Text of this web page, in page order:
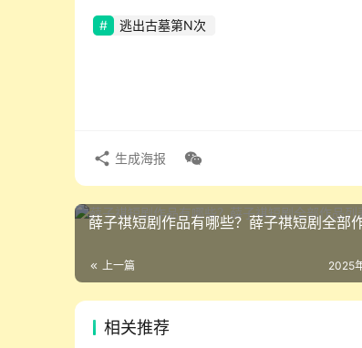
逃出古墓第N次
生成海报
薛子祺短剧作品有哪些？薛子祺短剧全部
上一篇 2025
相关推荐